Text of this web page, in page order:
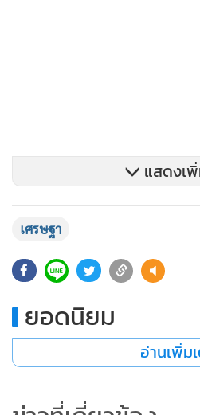
ผ่านมาหลายประเทศที่เป็นคู่แข่งข
ลงทุนในต่างประเทศ อินโดนีเซีย เ
ประเทศเยอะมาก ผู้นำของเขาเป็น
หน้าที่ของผม ก็คือ เซลส์แมน ต้องอ
ขายให้นักลงทุนต่างชาติเชื่อมั่นในป
และภารกิจหลักที่จะทำให้ประเทศ
เทศสำคัญๆ ต้องพบปะนักลงทุนมา
แสดงเ
เศรษฐา
ยอดนิยม
อ่านเพิ่ม